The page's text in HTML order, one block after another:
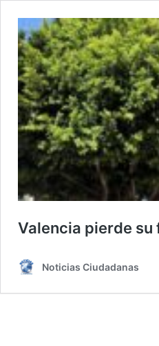
Valencia pierde su
Noticias Ciudadanas